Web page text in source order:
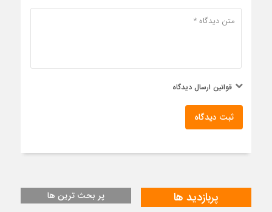
قوانین ارسال دیدگاه
ثبت دیدگاه
پربازدید ها پر بحث ترین ها